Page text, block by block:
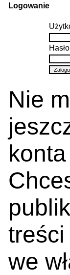
Logowanie
Hasło
Nie
treści
we